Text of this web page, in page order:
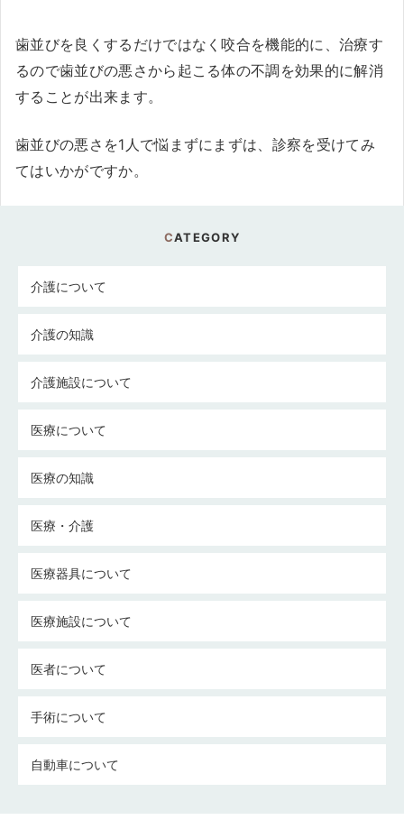
歯並びを良くするだけではなく咬合を機能的に、治療す
るので歯並びの悪さから起こる体の不調を効果的に解消
することが出来ます。
歯並びの悪さを1人で悩まずにまずは、診察を受けてみ
てはいかがですか。
CATEGORY
介護について
介護の知識
介護施設について
医療について
医療の知識
医療・介護
医療器具について
医療施設について
医者について
手術について
自動車について